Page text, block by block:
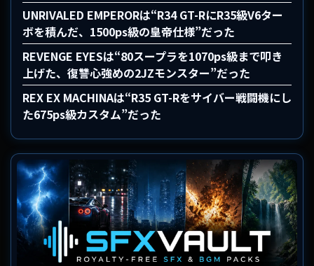
UNRIVALED EMPERORは“R34 GT-RにR35級V6ター
ボを積んだ、1500ps級の皇帝仕様”だった
REVENGE EYESは“80スープラを1070ps級まで叩き
上げた、復讐心強めの2JZモンスター”だった
REX EX MACHINAは“R35 GT-Rをサイバー戦闘機にし
た675ps級カスタム”だった